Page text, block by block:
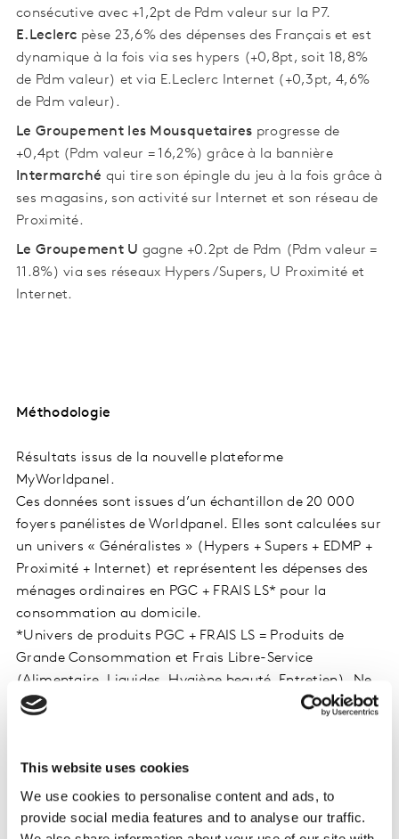
This website uses cookies
We use cookies to personalise content and ads, to
provide social media features and to analyse our traffic.
consécutive avec +1,2pt de Pdm valeur sur la P7.
E.Leclerc pèse 23,6% des dépenses des Français et est
dynamique à la fois via ses hypers (+0,8pt, soit 18,8%
de Pdm valeur) et via E.Leclerc Internet (+0,3pt, 4,6%
de Pdm valeur).
Le Groupement les Mousquetaires progresse de
+0,4pt (Pdm valeur = 16,2%) grâce à la bannière
Intermarché qui tire son épingle du jeu à la fois grâce à
ses magasins, son activité sur Internet et son réseau de
Proximité.
Le Groupement U gagne +0.2pt de Pdm (Pdm valeur =
11.8%) via ses réseaux Hypers/Supers, U Proximité et
Internet.
Méthodologie
Résultats issus de la nouvelle plateforme
MyWorldpanel.
Ces données sont issues d’un échantillon de 20 000
foyers panélistes de Worldpanel. Elles sont calculées sur
un univers « Généralistes » (Hypers + Supers + EDMP +
Proximité + Internet) et représentent les dépenses des
ménages ordinaires en PGC + FRAIS LS* pour la
consommation au domicile.
*Univers de produits PGC + FRAIS LS = Produits de
Grande Consommation et Frais Libre-Service
(Alimentaire, Liquides, Hygiène beauté, Entretien). Ne
sont pas intégrés les achats de produits PGC-FLS "Anti-
et le non alimentaire.
Ces données sont issues d’un panel et ont donc une
valeur de probabilité.